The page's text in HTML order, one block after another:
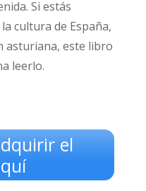
Si estás
cultura de España,
asturiana, este libro
leerlo.
el